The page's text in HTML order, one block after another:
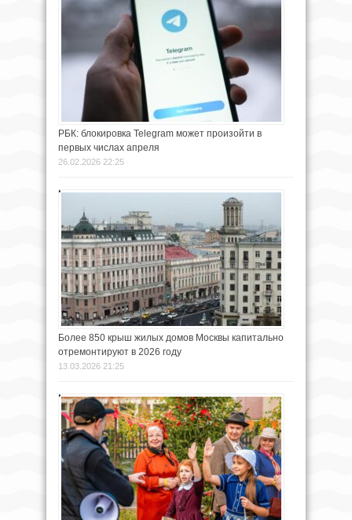
РБК: блокировка Telegram может произойти в
первых числах апреля
26.02.2026 22:25
Более 850 крыш жилых домов Москвы капитально
отремонтируют в 2026 году
13.03.2026 21:25